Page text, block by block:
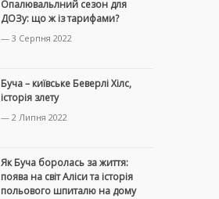
Опалювальлний сезон для
ДОЗу: що ж із тарифами?
— 3 Серпня 2022
Буча – київське Беверлі Хілс,
історія злету
— 2 Липня 2022
Як Буча боролась за життя:
поява на світ Аліси та історія
польового шпиталю на дому